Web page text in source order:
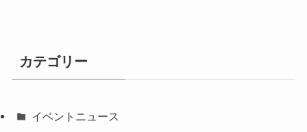
カテゴリー
イベントニュース